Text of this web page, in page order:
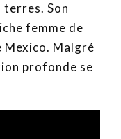
terres. Son
femme de
Malgré
profonde se